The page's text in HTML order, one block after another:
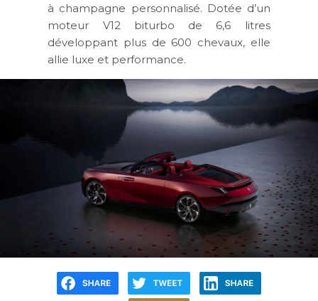
à champagne personnalisé. Dotée d’un
moteur V12 biturbo de 6,6 litres
développant plus de 600 chevaux, elle
allie luxe et performance.